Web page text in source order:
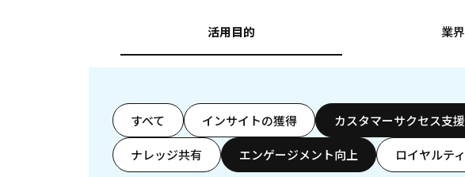
活用目的 業界
すべて インサイトの獲得 カスタマーサクセス支援
ナレッジ共有 エンゲージメント向上 ロイヤルティ